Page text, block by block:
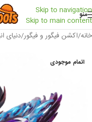
Skip to navigation
Skip to main content
منو
خانه/اکشن فیگور و فیگور/دنیای
اتمام موجودی